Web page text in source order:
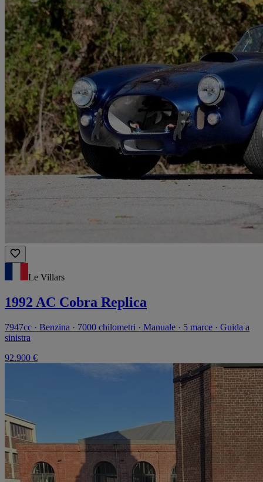
Le Villars
1992 AC Cobra Replica
7947cc · Benzina · 7000 chilometri · Manuale · 5 marce · Guida a
sinistra
92.900 €